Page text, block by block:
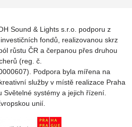
Sound & Lights s.r.o. podporu z
fondů, realizovanou skrz
růstu ČR a čerpanou přes druhou
(reg. č.
Podpora byla mířena na
služby v místě realizace Praha
systémy a jejich řízení.
unií.